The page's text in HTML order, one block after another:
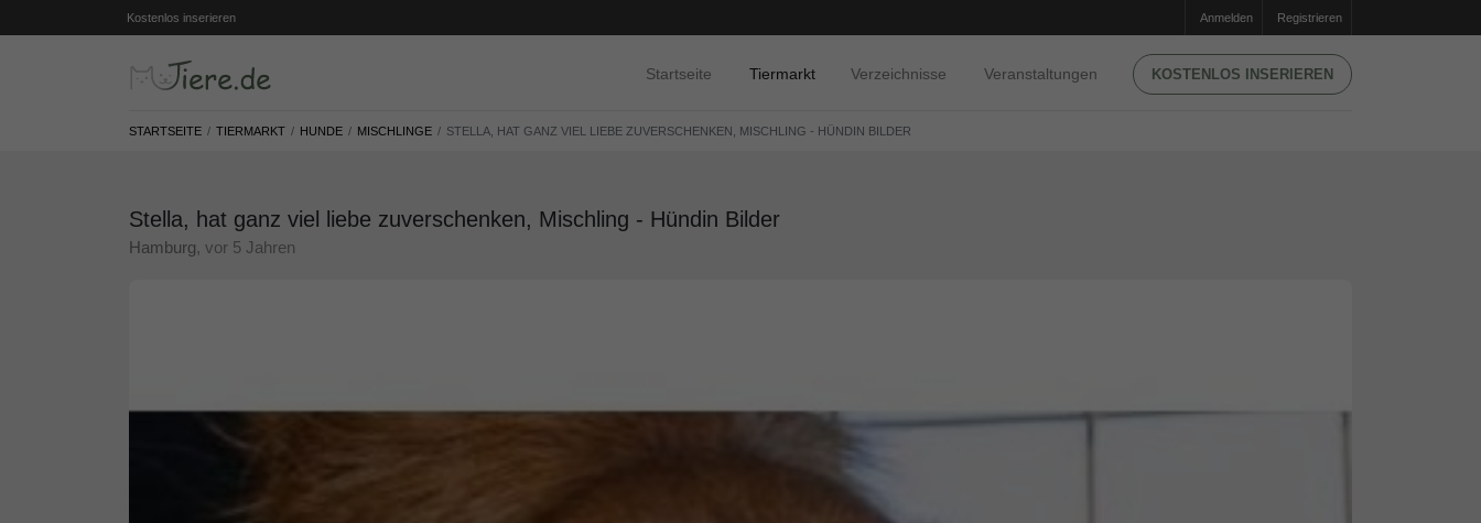
Kostenlos inserieren Anmelden Registrieren
Startseite Tiermarkt Verzeichnisse Veranstaltungen KOSTENLOS INSERIEREN
STARTSEITE TIERMARKT HUNDE MISCHLINGE STELLA, HAT GANZ VIEL LIEBE ZUVERSCHENKEN, MISCHLING - HÜNDIN BILDER
Stella, hat ganz viel liebe zuverschenken, Mischling - Hündin Bilder
Hamburg, vor 5 Jahren